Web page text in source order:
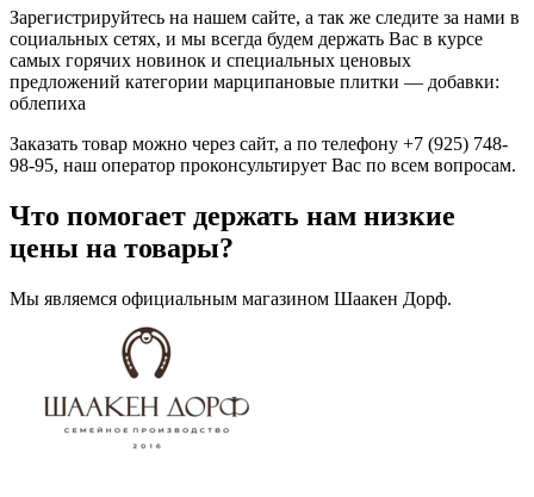
Зарегистрируйтесь на нашем сайте, а так же следите за нами в
социальных сетях, и мы всегда будем держать Вас в курсе
самых горячих новинок и специальных ценовых
предложений категории марципановые плитки — добавки:
облепиха
Заказать товар можно через сайт, а по телефону +7 (925) 748-
98-95, наш оператор проконсультирует Вас по всем вопросам.
Что помогает держать нам низкие
цены на товары?
Мы являемся официальным магазином Шаакен Дорф.